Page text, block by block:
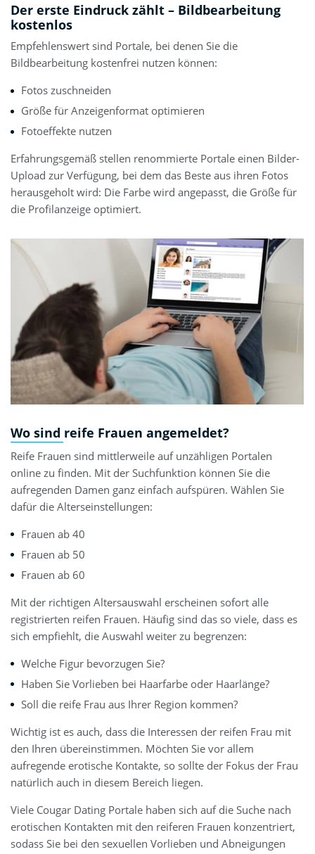
Der erste Eindruck zählt – Bildbearbeitung
kostenlos
Empfehlenswert sind Portale, bei denen Sie die
Bildbearbeitung kostenfrei nutzen können:
Fotos zuschneiden
Größe für Anzeigenformat optimieren
Fotoeffekte nutzen
Erfahrungsgemäß stellen renommierte Portale einen Bilder-
Upload zur Verfügung, bei dem das Beste aus ihren Fotos
herausgeholt wird: Die Farbe wird angepasst, die Größe für
die Profilanzeige optimiert.
Wo sind reife Frauen angemeldet?
Reife Frauen sind mittlerweile auf unzähligen Portalen
online zu finden. Mit der Suchfunktion können Sie die
aufregenden Damen ganz einfach aufspüren. Wählen Sie
dafür die Alterseinstellungen:
Frauen ab 40
Frauen ab 50
Frauen ab 60
Mit der richtigen Altersauswahl erscheinen sofort alle
registrierten reifen Frauen. Häufig sind das so viele, dass es
sich empfiehlt, die Auswahl weiter zu begrenzen:
Welche Figur bevorzugen Sie?
Haben Sie Vorlieben bei Haarfarbe oder Haarlänge?
Soll die reife Frau aus Ihrer Region kommen?
Wichtig ist es auch, dass die Interessen der reifen Frau mit
den Ihren übereinstimmen. Möchten Sie vor allem
aufregende erotische Kontakte, so sollte der Fokus der Frau
natürlich auch in diesem Bereich liegen.
Viele Cougar Dating Portale haben sich auf die Suche nach
erotischen Kontakten mit den reiferen Frauen konzentriert,
sodass Sie bei den sexuellen Vorlieben und Abneigungen